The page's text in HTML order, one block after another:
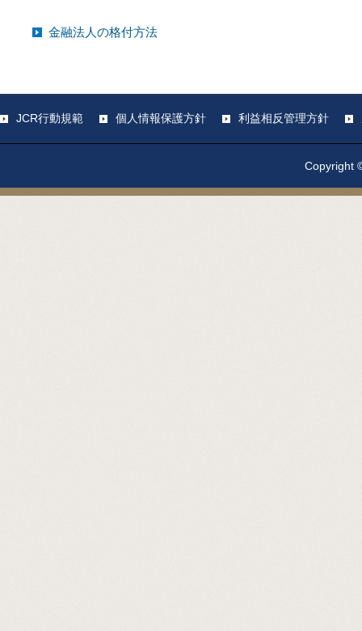
金融法人の格付方法
JCR行動規範 個人情報保護方針 利益相反管理方針
Copyright